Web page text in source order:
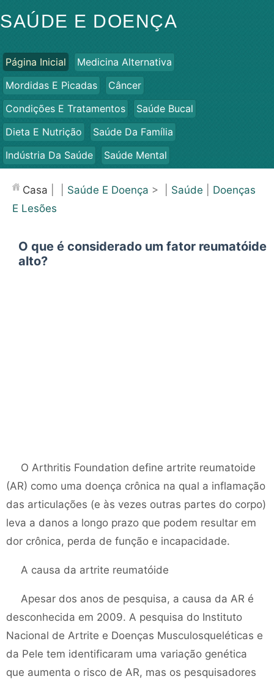
SAÚDE E DOENÇA
Página Inicial
Medicina Alternativa
Mordidas E Picadas
Câncer
Condições E Tratamentos
Saúde Bucal
Dieta E Nutrição
Saúde Da Família
Indústria Da Saúde
Saúde Mental
Saúde
Casa Saúde E Doença > | Saúde
Doenças
E Lesões
O que é considerado um fator reumatóide
alto?
O Arthritis Foundation define artrite reumatoide
(AR) como uma doença crônica na qual a inflamação
das articulações (e às vezes outras partes do corpo)
leva a danos a longo prazo que podem resultar em
dor crônica, perda de função e incapacidade.
A causa da artrite reumatóide
Apesar dos anos de pesquisa, a causa da AR é
desconhecida em 2009. A pesquisa do Instituto
Nacional de Artrite e Doenças Musculosqueléticas e
da Pele tem identificaram uma variação genética
que aumenta o risco de AR, mas os pesquisadores